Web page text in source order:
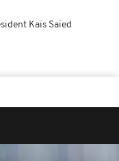
Kaïs Saïed